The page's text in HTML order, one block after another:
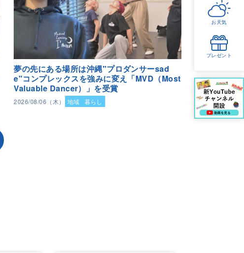
お天気
プレゼント
夢の先にある場所は沖縄"プロダンサーsad
e"コンプレックスを強みに変え「MVD（Most
Valuable Dancer）」を受賞
2026/08/06（木） 地域 暮らし